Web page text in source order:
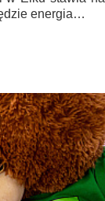
energia…